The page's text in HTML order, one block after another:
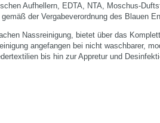
Aufhellern, EDTA, NTA, Moschus-
der Vergabeverordnung des Blauen
Nassreinigung, bietet über das
angefangen bei nicht waschbarer,
bis hin zur Appretur und